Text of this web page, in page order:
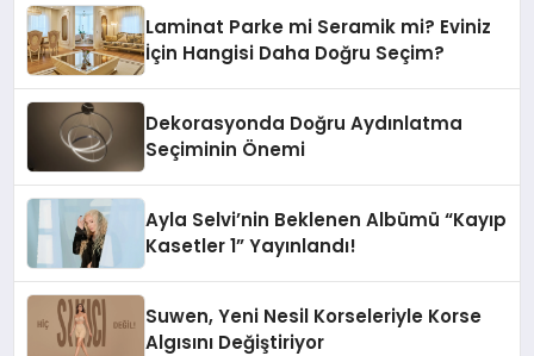
Laminat Parke mi Seramik mi? Eviniz
İçin Hangisi Daha Doğru Seçim?
Dekorasyonda Doğru Aydınlatma
Seçiminin Önemi
Ayla Selvi’nin Beklenen Albümü “Kayıp
Kasetler 1” Yayınlandı!
Suwen, Yeni Nesil Korseleriyle Korse
Algısını Değiştiriyor